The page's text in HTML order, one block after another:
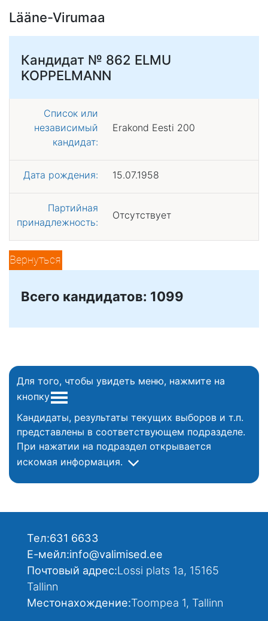
Lääne-Virumaa
Кандидат № 862 ELMU
KOPPELMANN
Список или
независимый
кандидат:
Erakond Eesti 200
Дата рождения: 15.07.1958
Партийная
принадлежность:
Отсутствует
Вернуться
Всего кандидатов: 1099
Для того, чтобы увидеть меню, нажмите на
кнопку
Кандидаты, результаты текущих выборов и т.п.
представлены в соответствующем подразделе.
При нажатии на подраздел открывается
искомая информация.
Тел:631 6633
Е-мейл:info@valimised.ee
Почтовый адрес:Lossi plats 1a, 15165
Tallinn
Местонахождение:Toompea 1, Tallinn